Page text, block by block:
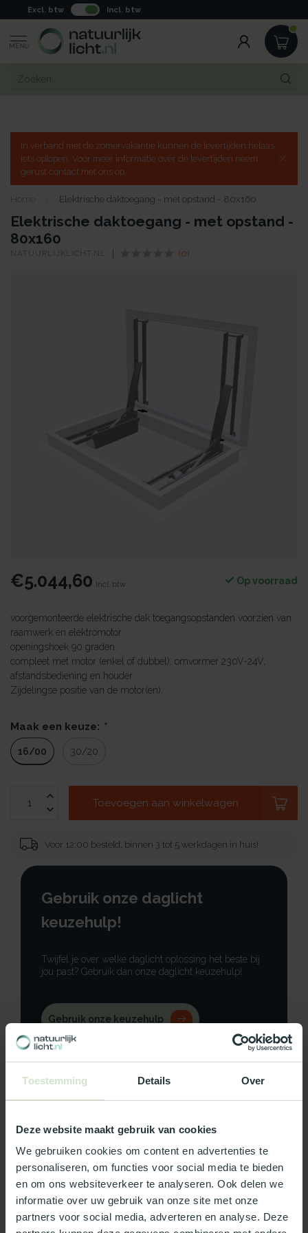
Toestemming Details Over
Deze website maakt gebruik van cookies
We gebruiken cookies om content en advertenties te
personaliseren, om functies voor social media te bieden
en om ons websiteverkeer te analyseren. Ook delen we
informatie over uw gebruik van onze site met onze
partners voor social media, adverteren en analyse. Deze
Excl. btw Incl. btw
MENU
In verband met de zomervakantie kunnen de levertijden helaas
iets oplopen. Voor meer informatie over de levertijden neem
gerust contact met ons op.
Home Elektrische daktoegang - met opstand - 80x160
Elektrische daktoegang - met opstand -
80x160
NATUURLIJKLICHT.NL (0)
€5.044,60 Incl. btw Op voorraad
voorgemonteerde elektrische dak toegangsopstanden voorzien van
raamwerk en elektromotor.
openingshoek 90 graden.
compleet met motor (enkel of dubbel), omvormer 230V-24V,
afstandsbediening en houder.
Zijdelingse positie van de motor(en).
Maak een keuze: *
16/00 30/20
Toevoegen aan winkelwagen
Voor 12:00 besteld, binnen 3 tot 5 werkdagen in huis!
Gebruik onze daglicht
keuzehulp!
Twijfel je over welke daglicht oplossing het beste bij
jou past? Gebruik dan onze daglicht keuzehulp!
Gebruik onze keuzehulp
Productomschrijving
Specificaties